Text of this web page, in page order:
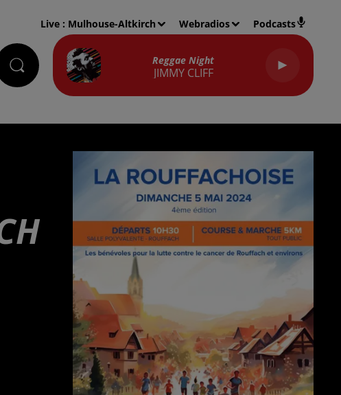
Live : Mulhouse-Altkirch Webradios Podcasts
Reggae Night
JIMMY CLIFF